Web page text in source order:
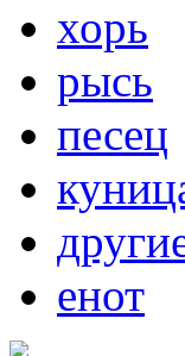
хорь
рысь
песец
енот